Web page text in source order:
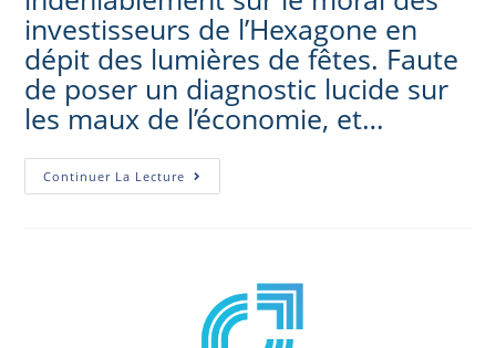
investisseurs de l’Hexagone en
dépit des lumières de fêtes. Faute
de poser un diagnostic lucide sur
les maux de l’économie, et…
Continuer La Lecture